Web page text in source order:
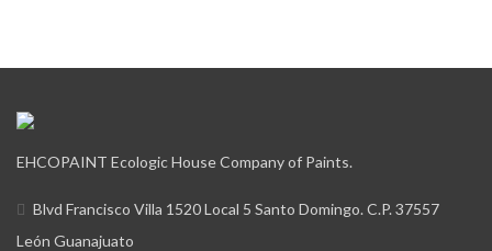
EHCOPAINT Ecologic House Company of Paints.
Blvd Francisco Villa 1520 Local 5 Santo Domingo. C.P. 37557
León Guanajuato